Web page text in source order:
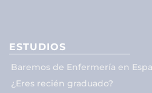
ESTUDIOS
Baremos de Enfermería en
¿Eres recién graduado?